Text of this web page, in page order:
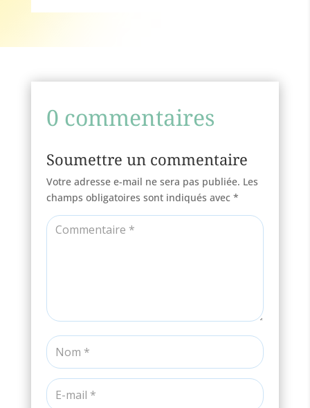
0 commentaires
Soumettre un commentaire
Votre adresse e-mail ne sera pas publiée. Les
champs obligatoires sont indiqués avec*